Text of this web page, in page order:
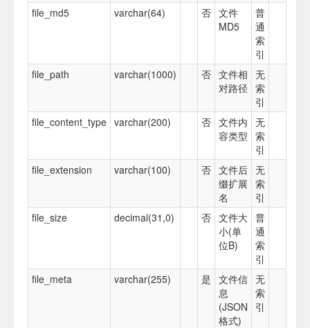
file_md5
varchar(64) 否 文件
MD5
普
通
索
引
file_path
varchar(1000) 否 文件相
对路径
无
索
引
file_content_type varchar(200) 否 文件内
容类型
无
索
引
file_extension
varchar(100) 否 文件后
缀扩展
名
无
索
引
file_size
decimal(31,0) 否 文件大
小(单
位B)
普
通
索
引
file_meta
varchar(255) 是 文件信
息
(JSON
格式)
无
索
引